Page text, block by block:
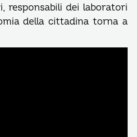
responsabili dei laboratori
della cittadina torna a